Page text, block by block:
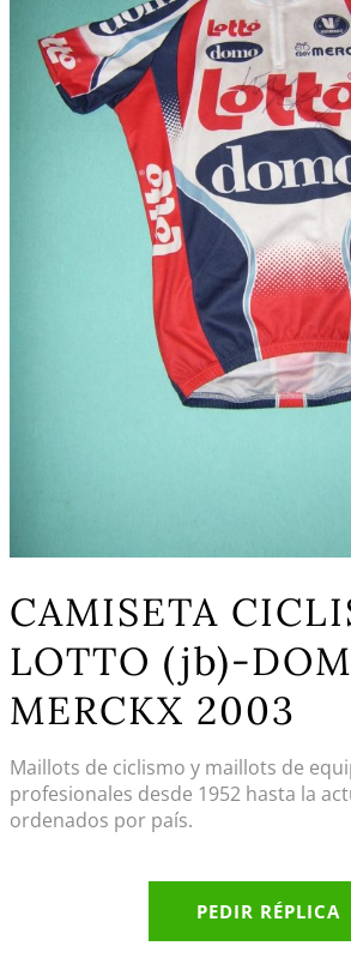
CAMISETA
LOTTO (jb)-
MERCKX 2003
Maillots de ciclismo y maillots de
profesionales desde 1952 hasta la
ordenados por país.
PEDIR RÉPLICA